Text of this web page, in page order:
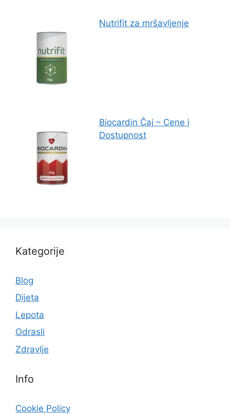
Nutrifit za mršavljenje
Biocardin Čaj – Cene i
Dostupnost
Kategorije
Blog
Dijeta
Lepota
Odrasli
Zdravlje
Info
Cookie Policy